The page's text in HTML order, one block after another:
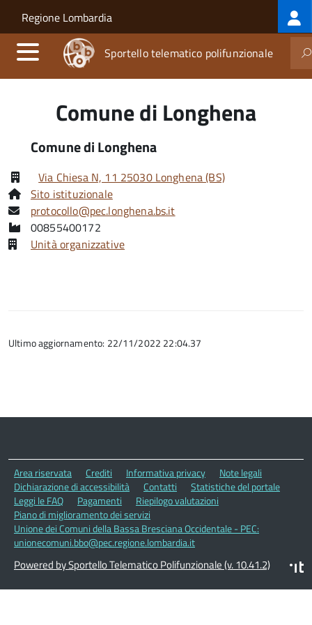
Salta al contenuto principale
Skip to site navigation
Regione Lombardia
Sportello telematico polifunzionale
Comune di Longhena
Comune di Longhena
Via Chiesa N, 11 25030 Longhena (BS)
Sito istituzionale
protocollo@pec.longhena.bs.it
00855400172
Unità organizzative
Ultimo aggiornamento: 22/11/2022 22:04.37
Area riservata Crediti Informativa privacy
Note legali
Dichiarazione di accessibilità
Contatti
Statistiche del portale
Leggi le FAQ
Pagamenti
Riepilogo valutazioni
Piano di miglioramento dei servizi
Unione dei Comuni della Bassa Bresciana Occidentale - PEC:
unionecomuni.bbo@pec.regione.lombardia.it
Powered by Sportello Telematico Polifunzionale (v. 10.41.2)